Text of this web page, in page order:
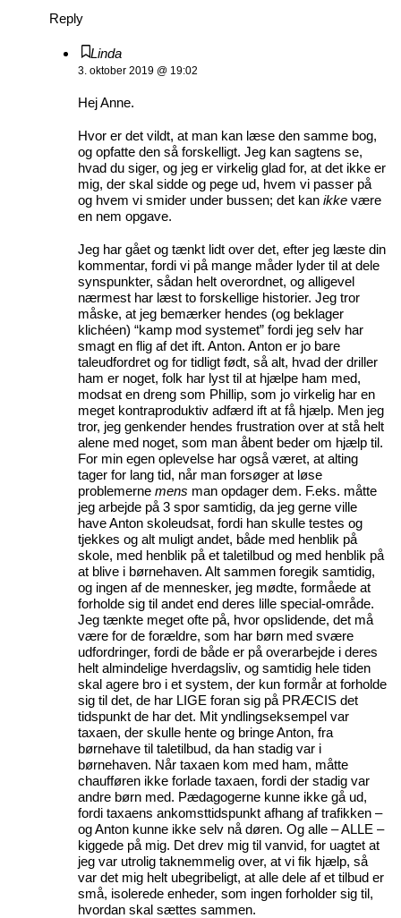
Reply
Linda
3. oktober 2019 @ 19:02
Hej Anne.
Hvor er det vildt, at man kan læse den samme bog,
og opfatte den så forskelligt. Jeg kan sagtens se,
hvad du siger, og jeg er virkelig glad for, at det ikke er
mig, der skal sidde og pege ud, hvem vi passer på
og hvem vi smider under bussen; det kan ikkevære
en nem opgave.
Jeg har gået og tænkt lidt over det, efter jeg læste din
kommentar, fordi vi på mange måder lyder til at dele
synspunkter, sådan helt overordnet, og alligevel
nærmest har læst to forskellige historier. Jeg tror
måske, at jeg bemærker hendes (og beklager
klichéen) “kamp mod systemet” fordi jeg selv har
smagt en flig af det ift. Anton. Anton er jo bare
taleudfordret og for tidligt født, så alt, hvad der driller
ham er noget, folk har lyst til at hjælpe ham med,
modsat en dreng som Phillip, som jo virkelig har en
meget kontraproduktiv adfærd ift at få hjælp. Men jeg
tror, jeg genkender hendes frustration over at stå helt
alene med noget, som man åbent beder om hjælp til.
For min egen oplevelse har også været, at alting
tager for lang tid, når man forsøger at løse
problemerne mens man opdager dem. F.eks. måtte
jeg arbejde på 3 spor samtidig, da jeg gerne ville
have Anton skoleudsat, fordi han skulle testes og
tjekkes og alt muligt andet, både med henblik på
skole, med henblik på et taletilbud og med henblik på
at blive i børnehaven. Alt sammen foregik samtidig,
og ingen af de mennesker, jeg mødte, formåede at
forholde sig til andet end deres lille special-område.
Jeg tænkte meget ofte på, hvor opslidende, det må
være for de forældre, som har børn med svære
udfordringer, fordi de både er på overarbejde i deres
helt almindelige hverdagsliv, og samtidig hele tiden
skal agere bro i et system, der kun formår at forholde
sig til det, de har LIGE foran sig på PRÆCIS det
tidspunkt de har det. Mit yndlingseksempel var
taxaen, der skulle hente og bringe Anton, fra
børnehave til taletilbud, da han stadig var i
børnehaven. Når taxaen kom med ham, måtte
chaufføren ikke forlade taxaen, fordi der stadig var
andre børn med. Pædagogerne kunne ikke gå ud,
fordi taxaens ankomsttidspunkt afhang af trafikken –
og Anton kunne ikke selv nå døren. Og alle – ALLE –
kiggede på mig. Det drev mig til vanvid, for uagtet at
jeg var utrolig taknemmelig over, at vi fik hjælp, så
var det mig helt ubegribeligt, at alle dele af et tilbud er
små, isolerede enheder, som ingen forholder sig til,
hvordan skal sættes sammen.